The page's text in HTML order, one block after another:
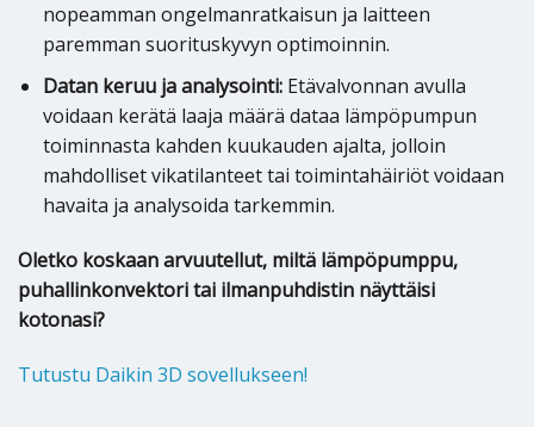
nopeamman ongelmanratkaisun ja laitteen
paremman suorituskyvyn optimoinnin.
Datan keruu ja analysointi:Etävalvonnan avulla
voidaan kerätä laaja määrä dataa lämpöpumpun
toiminnasta kahden kuukauden ajalta, jolloin
mahdolliset vikatilanteet tai toimintahäiriöt voidaan
havaita ja analysoida tarkemmin.
Oletko koskaan arvuutellut, miltä lämpöpumppu,
puhallinkonvektori tai ilmanpuhdistin näyttäisi
kotonasi?
Tutustu Daikin 3D sovellukseen!